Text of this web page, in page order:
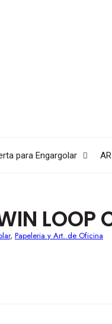
para Engargolar
LOOP
, Papeleria y Art. de Oficina